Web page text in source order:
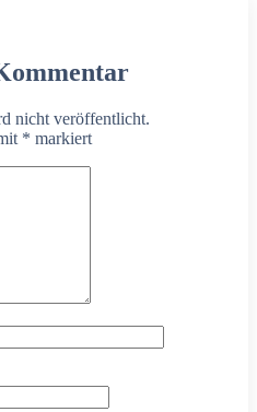
nicht veröffentlicht.
* markiert